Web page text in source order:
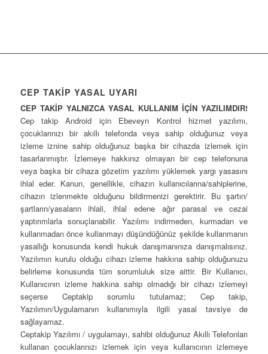
CEP TAKİP YASAL UYARI
CEP TAKİP YALNIZCA YASAL KULLANIM İÇİN YAZILIMDIR!
Cep takip Android için Ebeveyn Kontrol hizmet yazılımı,
çocuklarınızı bir akıllı telefonda veya sahip olduğunuz veya
izleme iznine sahip olduğunuz başka bir cihazda izlemek için
tasarlanmıştır. İzlemeye hakkınız olmayan bir cep telefonuna
veya başka bir cihaza gözetim yazılımı yüklemek yargı yasasını
ihlal eder. Kanun, genellikle, cihazın kullanıcılarına/sahiplerine,
cihazın izlenmekte olduğunu bildirmenizi gerektirir. Bu şartın/
şartların/yasaların ihlali, ihlal edene ağır parasal ve cezai
yaptırımlarla sonuçlanabilir. Yazılımı indirmeden, kurmadan ve
kullanmadan önce kullanmayı düşündüğünüz şekilde kullanmanın
yasallığı konusunda kendi hukuk danışmanınıza danışmalısınız.
Yazılımın kurulu olduğu cihazı izleme hakkına sahip olduğunuzu
belirleme konusunda tüm sorumluluk size aittir. Bir Kullanıcı,
Kullanıcının izleme hakkına sahip olmadığı bir cihazı izlemeyi
seçerse Ceptakip sorumlu tutulamaz; Cep takip,
Yazılımın/Uygulamanın kullanımıyla ilgili yasal tavsiye de
sağlayamaz.
Ceptakip Yazılımı / uygulamayı, sahibi olduğunuz Akıllı Telefonları
kullanan çocuklarınızı izlemek için veya kullanıcının izlemeye